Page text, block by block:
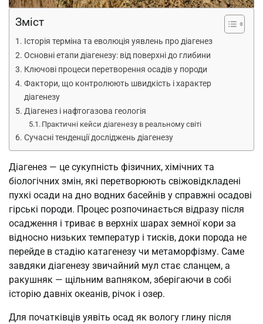
Зміст
Історія терміна та еволюція уявлень про діагенез
Основні етапи діагенезу: від поверхні до глибини
Ключові процеси перетворення осадів у породи
Фактори, що контролюють швидкість і характер
діагенезу
Діагенез і нафтогазова геологія
Практичні кейси діагенезу в реальному світі
Сучасні тенденції досліджень діагенезу
Діагенез — це сукупність фізичних, хімічних та
біологічних змін, які перетворюють свіжовідкладені
пухкі осади на дно водних басейнів у справжні осадові
гірські породи. Процес розпочинається відразу після
осадження і триває в верхніх шарах земної кори за
відносно низьких температур і тисків, доки порода не
перейде в стадію катагенезу чи метаморфізму. Саме
завдяки діагенезу звичайний мул стає сланцем, а
ракушняк — щільним вапняком, зберігаючи в собі
історію давніх океанів, річок і озер.
Для початківців уявіть осад як вологу глину після